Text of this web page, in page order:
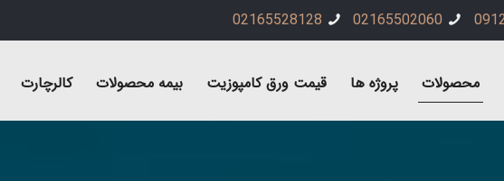
02165502060
02165528128
محصولات پروژه ها قیمت ورق کامپوزیت بیمه محصولات کالرچارت